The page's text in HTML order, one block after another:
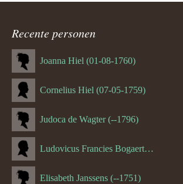
Recente personen
Joanna Hiel (01-08-1760)
Cornelius Hiel (07-05-1759)
Judoca de Wagter (--1796)
Ludovicus Francies Bogaert (--1825)
Elisabeth Janssens (--1751)